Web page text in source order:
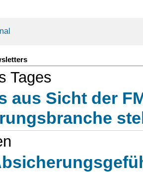
Tages
aus Sicht der